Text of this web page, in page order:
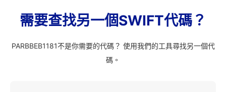
需要查找另一個SWIFT代碼？
PARBBEB1181不是你需要的代碼？ 使用我們的工具尋找另一個代
碼。